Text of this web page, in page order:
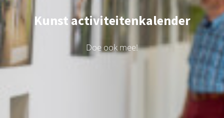
Kunst activiteitenkalender
Doe ook mee!